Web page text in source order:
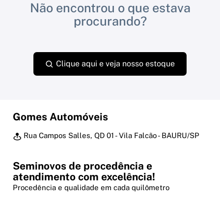
Não encontrou o que estava
procurando?
Clique aqui e veja nosso estoque
Gomes Automóveis
Rua Campos Salles, QD 01 - Vila Falcão - BAURU/SP
Seminovos de procedência e
atendimento com excelência!
Procedência e qualidade em cada quilômetro